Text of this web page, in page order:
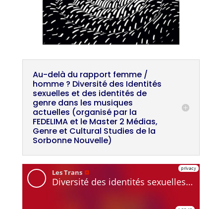
Au-delà du rapport femme /
homme ? Diversité des Identités
sexuelles et des identités de
genre dans les musiques
actuelles (organisé par la
FEDELIMA et le Master 2 Médias,
Genre et Cultural Studies de la
Sorbonne Nouvelle)